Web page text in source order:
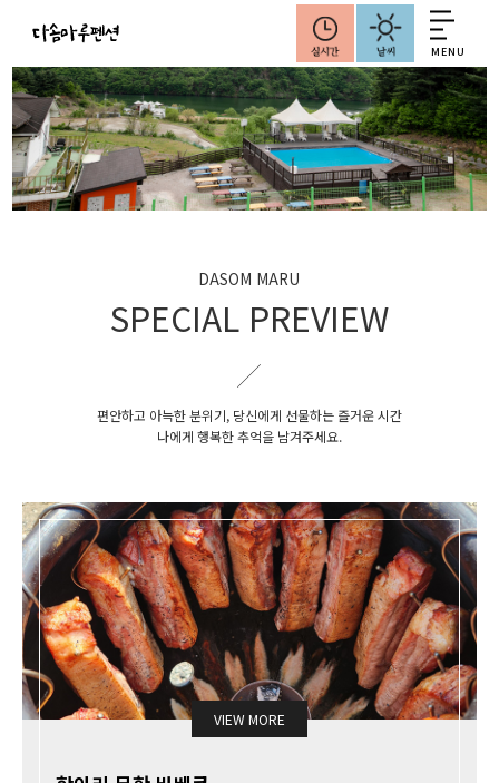
MENU
DASOM MARU
SPECIAL PREVIEW
편안하고 아늑한 분위기, 당신에게 선물하는 즐거운 시간
나에게 행복한 추억을 남겨주세요.
VIEW MORE